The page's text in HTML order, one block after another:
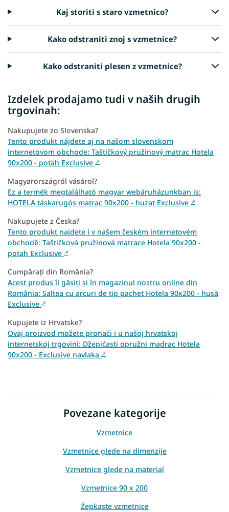
Kaj storiti s staro vzmetnico?
Kako odstraniti znoj s vzmetnice?
Kako odstraniti plesen z vzmetnice?
Izdelek prodajamo tudi v naših drugih
trgovinah:
Nakupujete zo Slovenska?
Tento produkt nájdete aj na našom slovenskom
internetovom obchode: Taštičkový pružinový matrac Hotela
90x200 - poťah Exclusive ↗
Magyarországról vásárol?
Ez a termék megtalálható magyar webáruházunkban is:
HOTELA táskarugós matrac 90x200 - huzat Exclusive ↗
Nakupujete z Česka?
Tento produkt najdete i v našem českém internetovém
obchodě: Taštičková pružinová matrace Hotela 90x200 -
potah Exclusive ↗
Cumpărați din România?
Acest produs îl găsiți și în magazinul nostru online din
România: Saltea cu arcuri de tip pachet Hotela 90x200 - husă
Exclusive ↗
Kupujete iz Hrvatske?
Ovaj proizvod možete pronaći i u našoj hrvatskoj
internetskoj trgovini: Džepićasti opružni madrac Hotela
90x200 - Exclusive navlaka ↗
Povezane kategorije
Vzmetnice
Vzmetnice glede na dimenzije
Vzmetnice glede na material
Vzmetnice 90 x 200
Žepkaste vzmetnice